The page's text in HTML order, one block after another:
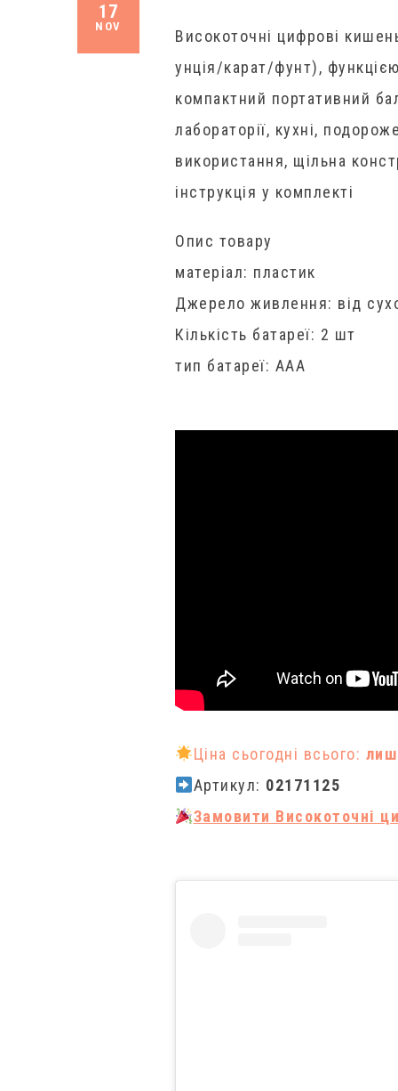
17
NOV
Високоточні цифрові
унція/карат/фунт),
компактний портативний
лабораторії, кухні,
використання, щільна
інструкція у комплекті
Опис товару
матеріал: пластик
Джерело живлення: від
Кількість батареї: 2 шт
тип батареї: ААА
Ціна сьогодні всього:
Артикул: 02171125
Замовити Високоточні